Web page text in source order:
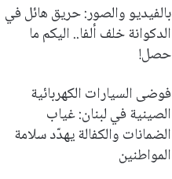
بالفيديو والصور: حريق هائل في
الدكوانة خلف ألفا.. اليكم ما
حصل!
فوضى السيارات الكهربائية
الصينية في لبنان: غياب
الضمانات والكفالة يهدّد سلامة
المواطنين